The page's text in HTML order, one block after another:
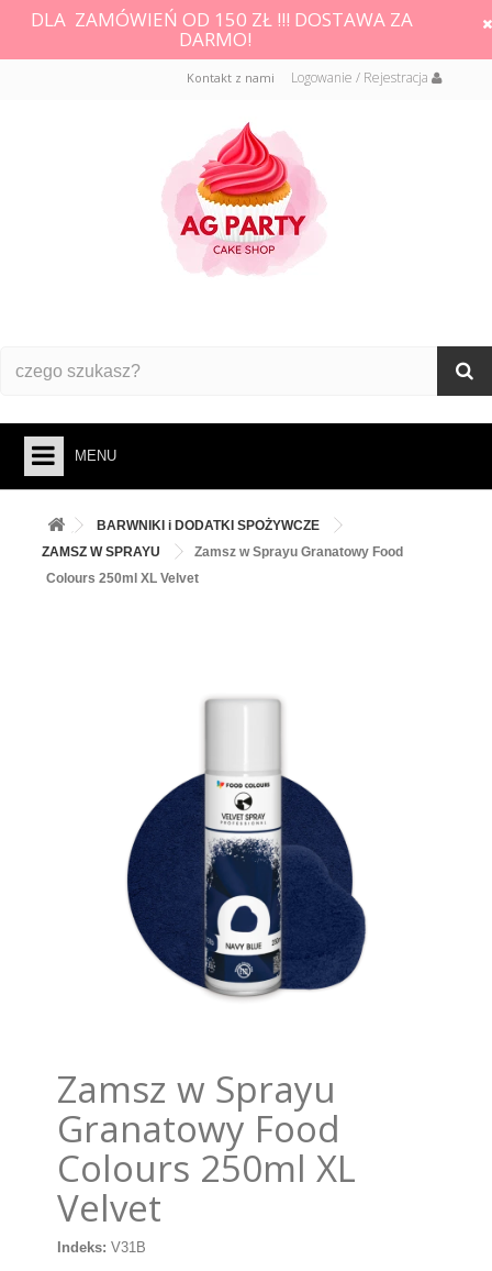
DLA ZAMÓWIEŃ OD 150 ZŁ !!! DOSTAWA ZA
DARMO!
Logowanie / Rejestracja
Kontakt z nami
MENU
PIECZENIE
PODKŁADY /PRZEKŁADKI/WSPORNIKI/BANKETÓWKI
BARWNIKI i DODATKI SPOŻYWCZE
ZAMSZ W SPRAYU
Zamsz w Sprayu Granatowy Food
Colours 250ml XL Velvet
Zamsz w Sprayu
Granatowy Food
Colours 250ml XL
Velvet
Indeks: V31B